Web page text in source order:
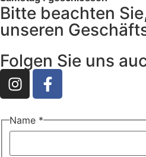
Bitte beachten
unseren
Folgen Sie uns
Name *